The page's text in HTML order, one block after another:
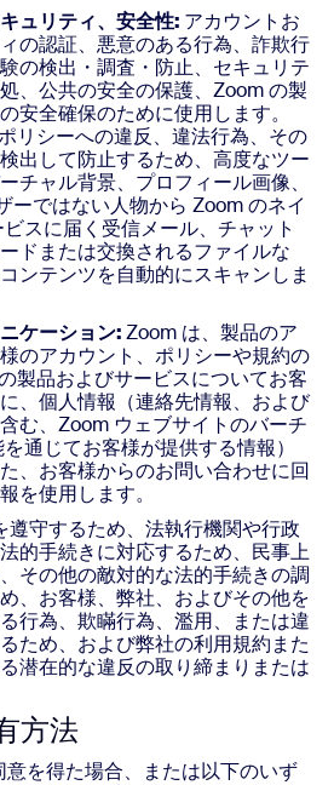
ュリティ、安全性: アカウントお
の認証、悪意のある行為、詐欺行
の検出・調査・防止、セキュリテ
、公共の安全の保護、Zoom の製
安全確保のために使用します。
リシーへの違反、違法行為、その
出して防止するため、高度なツー
チャル背景、プロフィール画像、
ーではない人物から Zoom のネイ
スに届く受信メール、チャット
ドまたは交換されるファイルな
ンテンツを自動的にスキャンしま
ケーション:Zoom は、製品のア
のアカウント、ポリシーや規約の
製品およびサービスについてお客
、個人情報（連絡先情報、および
む、Zoom ウェブサイトのバーチ
通じてお客様が提供する情報）
、お客様からのお問い合わせに回
を使用します。
遵守するため、法執行機関や行政
的手続きに対応するため、民事上
その他の敵対的な法的手続きの調
、お客様、弊社、およびその他を
行為、欺瞞行為、濫用、または違
ため、および弊社の利用規約また
潜在的な違反の取り締まりまたは
方法
を得た場合、または以下のいず